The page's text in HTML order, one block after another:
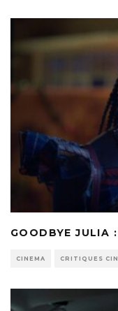
GOODBYE JULIA
CINEMA CRITIQUES